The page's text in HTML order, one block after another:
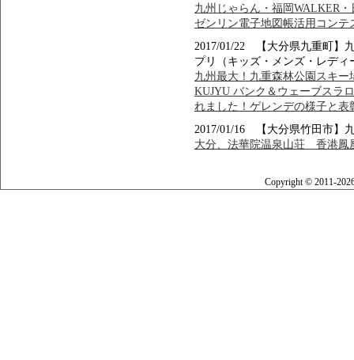
九州じゃらん・福岡WALKER
ゼンリン電子地図帳活用コン
2017/01/22 【大分県九重町】
プリ（キッズ・メンズ・レデ
九州最大！九重森林公園スキー
KUJYU バンク＆ウェーブスラ
れました！ゲレンデの様子と
2017/01/16 【大分県竹田市】
大分、法華院温泉山荘 香港鳳
Copyright © 2011-